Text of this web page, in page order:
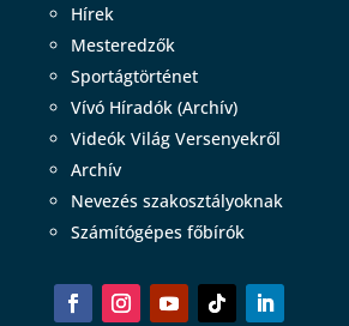
Hírek
Mesteredzők
Sportágtörténet
Vívó Híradók (Archív)
Videók Világ Versenyekről
Archív
Nevezés szakosztályoknak
Számítógépes főbírók